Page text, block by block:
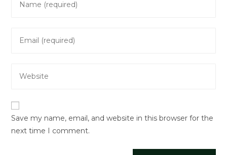
your
comment
your
address
your
URL
(optional)
Save my name, email, and website in this browser for the
next time I comment.